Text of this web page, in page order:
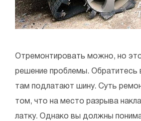
Отремонтировать можно, но
решение проблемы. Обратитесь
там подлатают шину. Суть
том, что на место разрыва
латку. Однако вы должны